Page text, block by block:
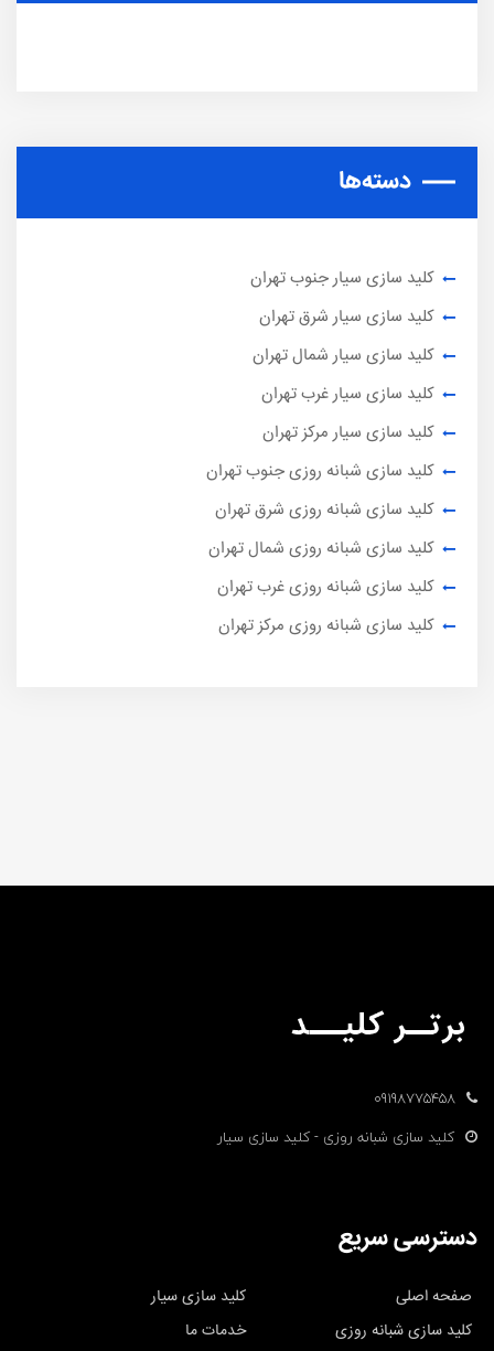
دسته‌ها
کلید سازی سیار جنوب تهران
کلید سازی سیار شرق تهران
کلید سازی سیار شمال تهران
کلید سازی سیار غرب تهران
کلید سازی سیار مرکز تهران
کلید سازی شبانه روزی جنوب تهران
کلید سازی شبانه روزی شرق تهران
کلید سازی شبانه روزی شمال تهران
کلید سازی شبانه روزی غرب تهران
کلید سازی شبانه روزی مرکز تهران
09198775458
کلید سازی شبانه روزی - کلید سازی سیار
دسترسی سریع
صفحه اصلی
کلید سازی سیار
کلید سازی شبانه روزی
خدمات ما